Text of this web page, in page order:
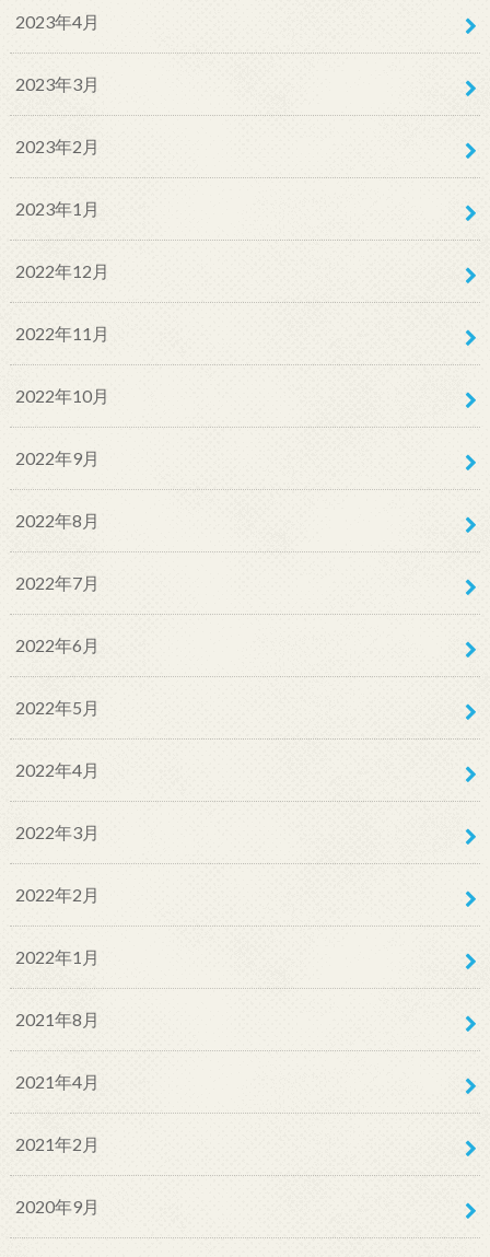
2023年4月
2023年3月
2023年2月
2023年1月
2022年12月
2022年11月
2022年10月
2022年9月
2022年8月
2022年7月
2022年6月
2022年5月
2022年4月
2022年3月
2022年2月
2022年1月
2021年8月
2021年4月
2021年2月
2020年9月